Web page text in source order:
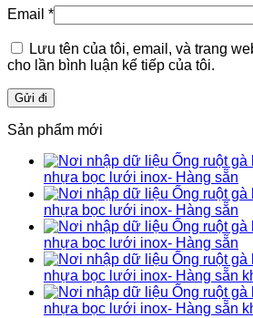
Email *
Lưu tên của tôi, email, và trang
cho lần bình luận kế tiếp của tôi.
Sản phẩm mới
Ống ruột gà
nhựa bọc lưới inox- Hàng sẵn
Ống ruột gà
nhựa bọc lưới inox- Hàng sẵn
Ống ruột gà
nhựa bọc lưới inox- Hàng sẵn
Ống ruột gà
nhựa bọc lưới inox- Hàng sẵn
Ống ruột gà
nhựa bọc lưới inox- Hàng sẵn